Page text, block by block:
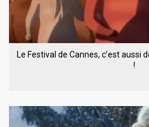
Le Festival de Cannes, c’est aussi
!